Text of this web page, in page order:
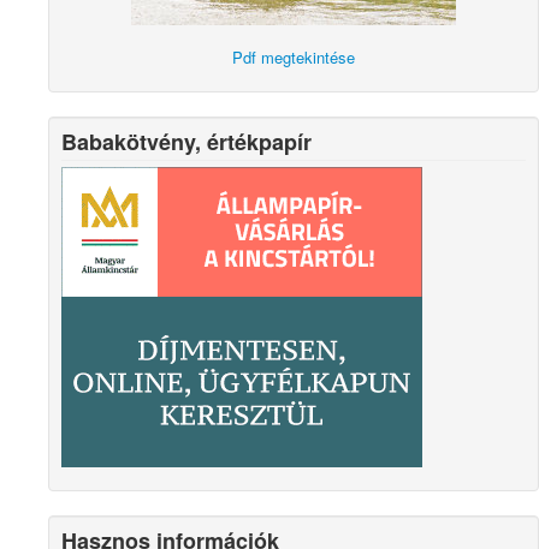
Pdf megtekintése
Babakötvény, értékpapír
Hasznos információk